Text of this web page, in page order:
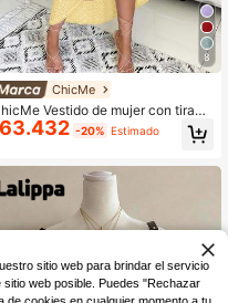
8
ChicMe
Vestido de mujer con tirant
finos y espalda cruzada, largo m
con abertura, diseño calado y
elegante, amarillo de verano
63.432 -20% Estimado
sitio web para brindar el servicio
web posible. Puedes "Rechazar